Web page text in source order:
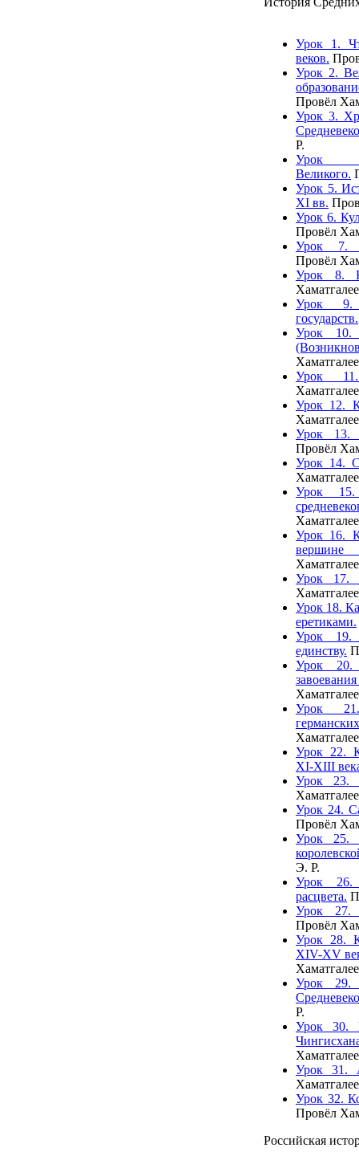
Урок 1.
веков.
Урок 2.
Провёл
Урок 3.
Р.
Урок
Великого.
Урок 5.
XI вв.
Урок 6.
Провёл
Урок 7.
Провёл
Урок 8.
Урок 9.
государств.
Урок 10.
Урок
Урок 12.
Урок 13.
Провёл
Урок 14.
Урок
Урок 16.
вершине
Урок 17.
Урок 18.
еретиками.
Урок 19.
единству.
Урок 20.
Урок
Урок 22.
XI-XIII
Урок 23.
Урок 24.
Провёл
Урок 25.
Э. Р.
Урок
расцвета.
Урок 27.
Провёл
Урок 28.
XIV-XV
Урок
Р.
Урок 30.
Урок 31.
Урок 32.
Провёл
Российская